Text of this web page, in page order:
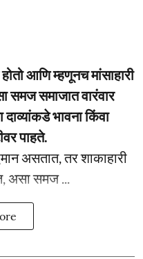
आणि म्हणूनच मांसाहारी
समज समाजात वारंवार
दाव्यांकडे भावना किंवा
पाहते.
असतात, तर शाकाहारी
असा समज ...